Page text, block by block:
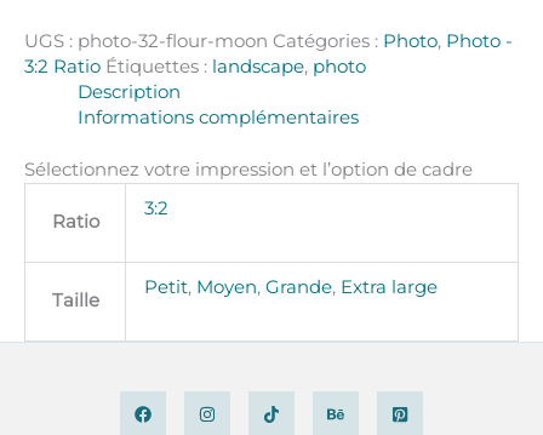
UGS : photo-32-flour-moon Catégories : Photo, Photo -
3:2 Ratio Étiquettes : landscape, photo
Description
Informations complémentaires
Sélectionnez votre impression et l’option de cadre
Ratio
3:2
Taille
Petit, Moyen, Grande, Extra large